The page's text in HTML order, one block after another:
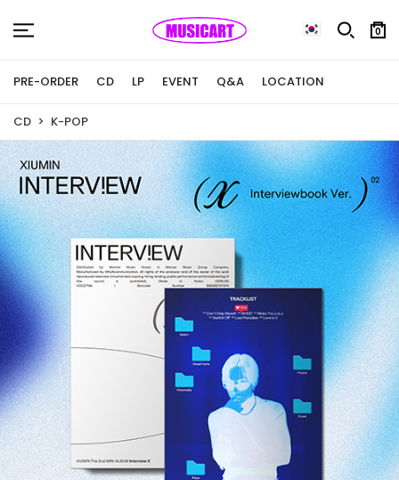
0
PRE-ORDER CD LP EVENT Q&A LOCATION
CD K-POP